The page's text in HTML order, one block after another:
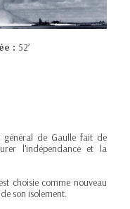
: 52’
de Gaulle fait de
l'indépendance et la
choisie comme nouveau
son isolement.